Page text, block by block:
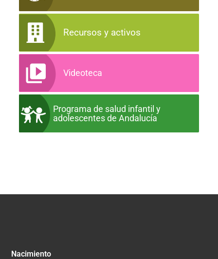
Recursos y activos
Videoteca
Programa de salud infantil y
adolescentes de Andalucía
Nacimiento